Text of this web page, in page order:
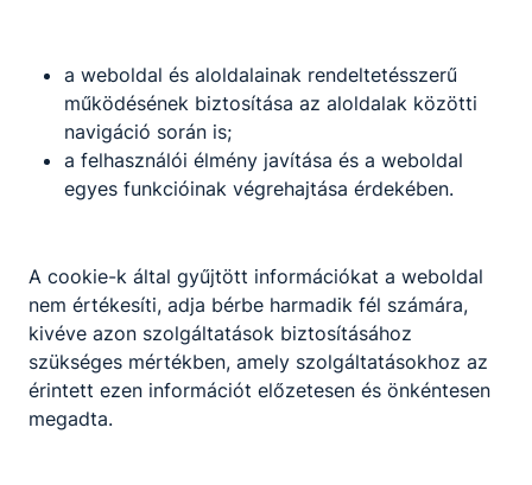
Ajándékozás az idősek klubjában
11. logisztikusaink kívántak kellemes húsvéti ünnepet az
időseknek
2026. márc. 30.
KutDiák
Kutató diákok versenye
2026. márc. 26.
a weboldal és aloldalainak rendeltetésszerű
működésének biztosítása az aloldalak közötti
navigáció során is;
a felhasználói élmény javítása és a weboldal
egyes funkcióinak végrehajtása érdekében.
A cookie-k által gyűjtött információkat a weboldal
nem értékesíti, adja bérbe harmadik fél számára,
kivéve azon szolgáltatások biztosításához
szükséges mértékben, amely szolgáltatásokhoz az
érintett ezen információt előzetesen és önkéntesen
megadta.